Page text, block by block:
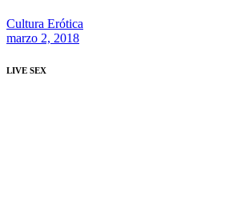
Cultura Erótica
marzo 2, 2018
LIVE SEX